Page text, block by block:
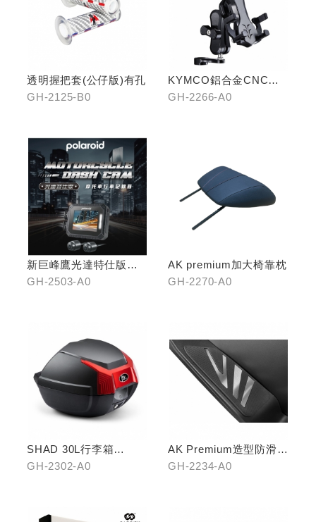
透明握把套(公仔版)有孔
GH-2125-B0
KYMCO鋁合金CNC減
震手機架
GH-2266-A0
新巨峰鷹光達特仕版行
車紀錄器
GH-2503-A0
AK premium加大椅靠枕
GH-2270-A0
SHAD 30L行李箱
(KYMCO專屬款)
GH-2302-A0
AK Premium造型防滑踏
板(前踏)
GH-2234-A0